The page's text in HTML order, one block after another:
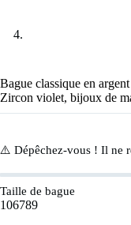
Bague classique en
Zircon violet, bijoux de
⚠️ Dépêchez-vous ! Il ne
Taille de bague
106789